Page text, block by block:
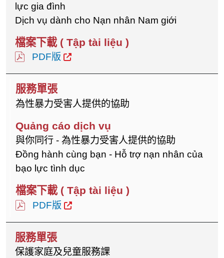
lực gia đình
Dịch vụ dành cho Nạn nhân Nam giới
PDF版
為性暴力受害人提供的協助
與你同行 - 為性暴力受害人提供的協助
Đồng hành cùng bạn - Hỗ trợ nạn nhân của
bạo lực tình dục
PDF版
保護家庭及兒童服務課